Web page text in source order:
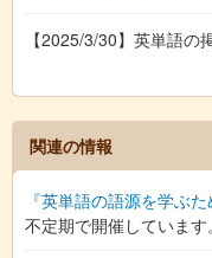
【2025/3/30】英単語の
関連の情報
『英単語の語源を学ぶた
不定期で開催しています。